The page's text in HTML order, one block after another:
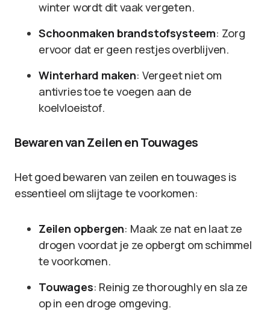
winter wordt dit vaak vergeten.
Schoonmaken brandstofsysteem: Zorg
ervoor dat er geen restjes overblijven.
Winterhard maken: Vergeet niet om
antivries toe te voegen aan de
koelvloeistof.
Bewaren van Zeilen en Touwages
Het goed bewaren van zeilen en touwages is
essentieel om slijtage te voorkomen:
Zeilen opbergen: Maak ze nat en laat ze
drogen voordat je ze opbergt om schimmel
te voorkomen.
Touwages: Reinig ze thoroughly en sla ze
op in een droge omgeving.